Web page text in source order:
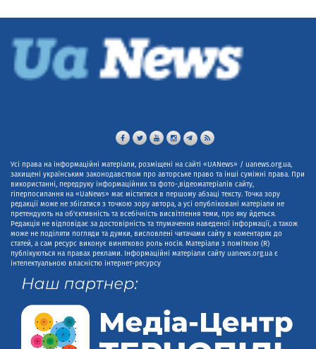
Усі права на інформаційні матеріали, розміщені на сайті «UANews» / uanews.org.ua,
захищені українським законодавством про авторське право та інші суміжні права. При
використанні, передруку інформаційних та фото-,відеоматеріалів сайту,
гіперпосилання на «UaNews» має міститися в першому абзаці тексту. Точка зору
редакції може не збігатися з точкою зору автора, а усі опубліковані матеріали не
претендують на об'єктивність та всебічність висвітлення теми, про яку йдеться.
Редакція не відповідає за достовірність та тлумачення наведеної інформації, а також
може не поділяти погляди та думки, висловлені читачами сайту в коментарях до
статей, а сам ресурс виконує винятково роль носія. Матеріали з поміткою (R)
публікуються на правах реклами. Інформаційні матеріали сайту uanews.org.ua є
інтелектуальною власністю інтернет-ресурсу